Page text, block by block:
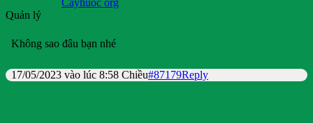
Quản lý
Không sao đâu bạn nhé
17/05/2023 vào lúc 8:58 Chiều#87179Reply